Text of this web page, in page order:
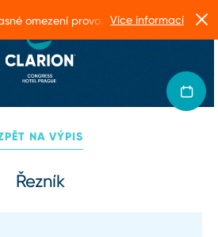
NA VÝPIS
Řezník
omezení provozuVíce informací